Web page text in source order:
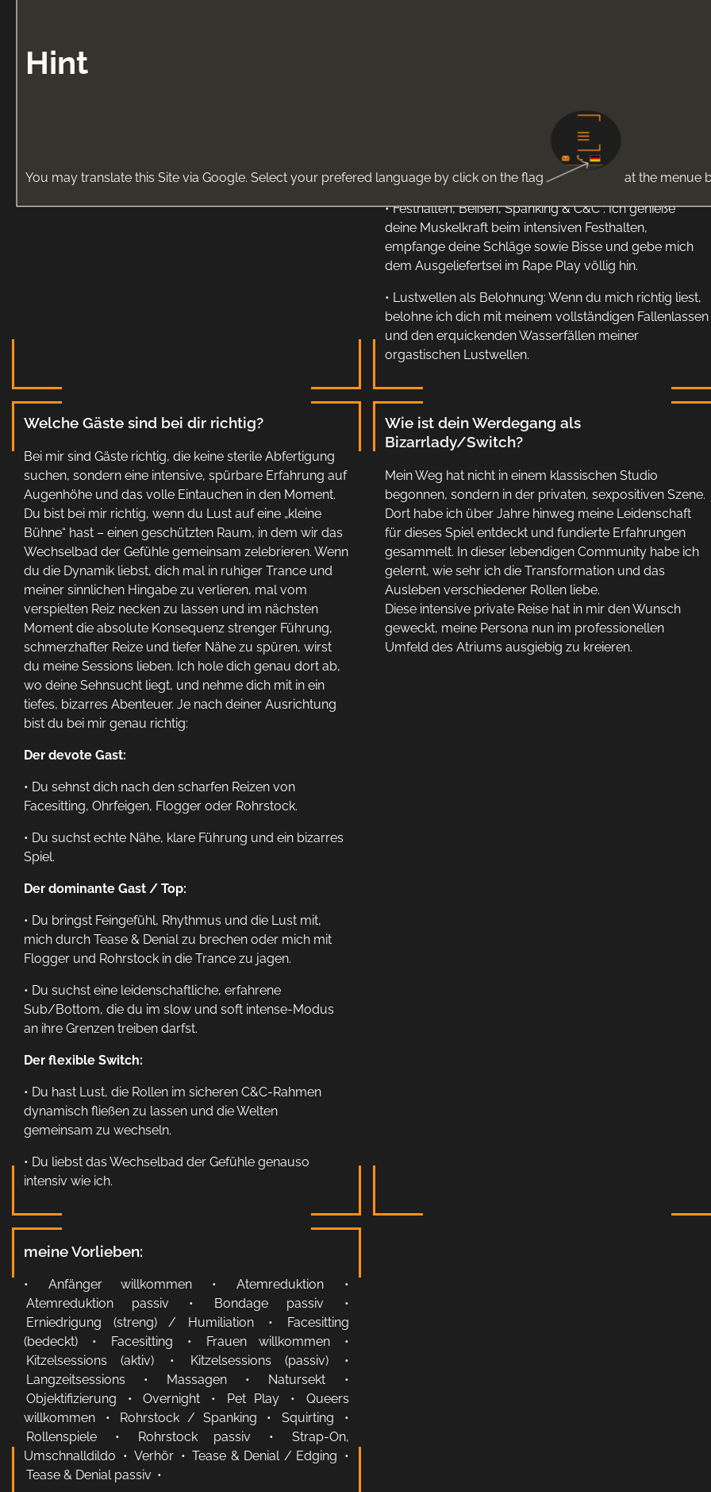
Hint
You may translate this Site via Google. Select your prefered language by click on the flag at the menue
• Flogger & Rohrstock: Ich genieße die Reise durch den
Schmerz auf der empfangenden Seite, bis sich der
Verstand ausschaltet und du mich tief in eine M/S-
Trance gleiten lässt.
• Festhalten, Beißen, Spanking & C&C : Ich genieße
deine Muskelkraft beim intensiven Festhalten,
empfange deine Schläge sowie Bisse und gebe mich
dem Ausgeliefertsei im Rape Play völlig hin.
• Lustwellen als Belohnung: Wenn du mich richtig liest,
belohne ich dich mit meinem vollständigen Fallenlassen
und den erquickenden Wasserfällen meiner
orgastischen Lustwellen.
Welche Gäste sind bei dir richtig?
Bei mir sind Gäste richtig, die keine sterile Abfertigung
suchen, sondern eine intensive, spürbare Erfahrung auf
Augenhöhe und das volle Eintauchen in den Moment.
Du bist bei mir richtig, wenn du Lust auf eine „kleine
Bühne“ hast – einen geschützten Raum, in dem wir das
Wechselbad der Gefühle gemeinsam zelebrieren. Wenn
du die Dynamik liebst, dich mal in ruhiger Trance und
meiner sinnlichen Hingabe zu verlieren, mal vom
verspielten Reiz necken zu lassen und im nächsten
Moment die absolute Konsequenz strenger Führung,
schmerzhafter Reize und tiefer Nähe zu spüren, wirst
du meine Sessions lieben. Ich hole dich genau dort ab,
wo deine Sehnsucht liegt, und nehme dich mit in ein
tiefes, bizarres Abenteuer. Je nach deiner Ausrichtung
bist du bei mir genau richtig:
Der devote Gast:
• Du sehnst dich nach den scharfen Reizen von
Facesitting, Ohrfeigen, Flogger oder Rohrstock.
• Du suchst echte Nähe, klare Führung und ein bizarres
Spiel.
Der dominante Gast / Top:
• Du bringst Feingefühl, Rhythmus und die Lust mit,
mich durch Tease & Denial zu brechen oder mich mit
Flogger und Rohrstock in die Trance zu jagen.
• Du suchst eine leidenschaftliche, erfahrene
Sub/Bottom, die du im slow und soft intense-Modus
an ihre Grenzen treiben darfst.
Der flexible Switch:
• Du hast Lust, die Rollen im sicheren C&C-Rahmen
dynamisch fließen zu lassen und die Welten
gemeinsam zu wechseln.
• Du liebst das Wechselbad der Gefühle genauso
intensiv wie ich.
Wie ist dein Werdegang als
Bizarrlady/Switch?
Mein Weg hat nicht in einem klassischen Studio
begonnen, sondern in der privaten, sexpositiven Szene.
Dort habe ich über Jahre hinweg meine Leidenschaft
für dieses Spiel entdeckt und fundierte Erfahrungen
gesammelt. In dieser lebendigen Community habe ich
gelernt, wie sehr ich die Transformation und das
Ausleben verschiedener Rollen liebe.
Diese intensive private Reise hat in mir den Wunsch
geweckt, meine Persona nun im professionellen
Umfeld des Atriums ausgiebig zu kreieren.
meine Vorlieben:
• Anfänger willkommen • Atemreduktion
•
Atemreduktion passiv
• Bondage passiv
•
Erniedrigung (streng) / Humiliation
•
Facesitting
(bedeckt)
• Facesitting • Frauen willkommen
•
Kitzelsessions (aktiv)
• Kitzelsessions (passiv)
•
Langzeitsessions
• Massagen • Natursekt
•
Objektifizierung
• Overnight • Pet Play •
Queers
willkommen
• Rohrstock / Spanking • Squirting
•
Rollenspiele
• Rohrstock passiv •
Strap-On,
Umschnalldildo • Verhör • Tease & Denial / Edging •
Tease & Denial passiv •